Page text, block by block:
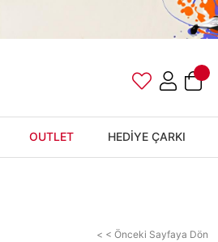
OUTLET HEDİYE ÇARKI
< < Önceki Sayfaya Dön